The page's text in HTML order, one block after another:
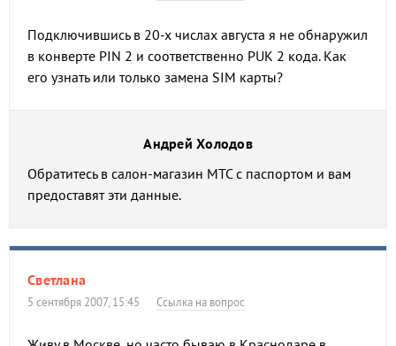
Подключившись в 20-х числах августа я не обнаружил
в конверте PIN 2 и соответственно PUK 2 кода. Как
его узнать или только замена SIM карты?
Андрей Холодов
Обратитесь в салон-магазин МТС с паспортом и вам
предоставят эти данные.
Светлана
5 сентября 2007, 15:45 Ссылка на вопрос